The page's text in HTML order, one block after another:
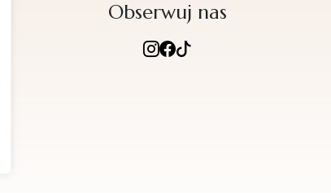
Obserwuj nas